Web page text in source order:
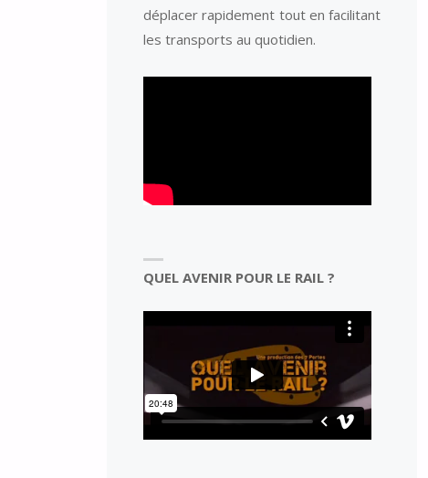
déplacer rapidement tout en facilitant
les transports au quotidien.
QUEL AVENIR POUR LE RAIL ?